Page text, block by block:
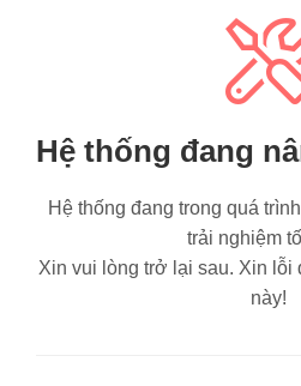
Hệ thống đang
Hệ thống đang trong quá
trải nghiệm
Xin vui lòng trở lại sau. Xin lỗi
này!